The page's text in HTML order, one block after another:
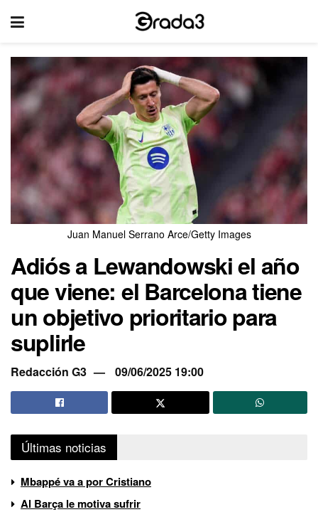
Juan Manuel Serrano Arce/Getty Images
Adiós a Lewandowski el año
que viene: el Barcelona tiene
un objetivo prioritario para
suplirle
Redacción G3 09/06/2025 19:00
Últimas noticias
Mbappé va a por Cristiano
Al Barça le motiva sufrir